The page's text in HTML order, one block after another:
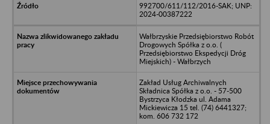
992700/611/112/2016-SAK; UNP:
2024-00387222
Wałbrzyskie Przedsiębiorstwo Robót
Drogowych Spółka z o.o. (
Przedsiębiorstwo Ekspedycji Dróg
Miejskich) - Wałbrzych
Zakład Usług Archiwalnych
Składnica Spółka z o.o. - 57-500
Bystrzyca Kłodzka ul. Adama
Mickiewicza 15 tel. (74) 6441327;
kom. 606 732 172